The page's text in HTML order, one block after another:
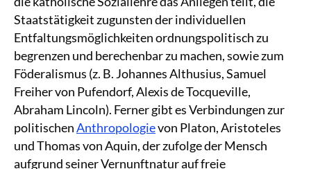
Staatstätigkeit zugunsten der individuellen
Entfaltungsmöglichkeiten ordnungspolitisch zu
begrenzen und berechenbar zu machen, sowie zum
Föderalismus (z. B. Johannes Althusius, Samuel
Freiher von Pufendorf, Alexis de Tocqueville,
Abraham Lincoln). Ferner gibt es Verbindungen zur
politischenAnthropologievon Platon, Aristoteles
und Thomas von Aquin, der zufolge der Mensch
aufgrund seiner Vernunftnatur auf freie